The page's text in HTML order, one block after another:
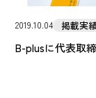
2019.10.04 掲載実
B-plusに代表取